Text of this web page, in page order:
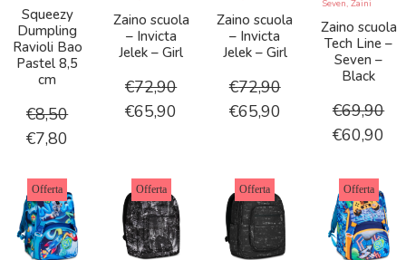
Squeezy
Dumpling
Ravioli Bao
Pastel 8,5
cm
€8,50
€7,80
Zaino scuola
– Invicta
Jelek – Girl
€72,90
€65,90
Zaino scuola
– Invicta
Jelek – Girl
€72,90
€65,90
Seven, Zaini
Zaino scuola
Tech Line –
Seven –
Black
€69,90
€60,90
Offerta Offerta Offerta Offerta